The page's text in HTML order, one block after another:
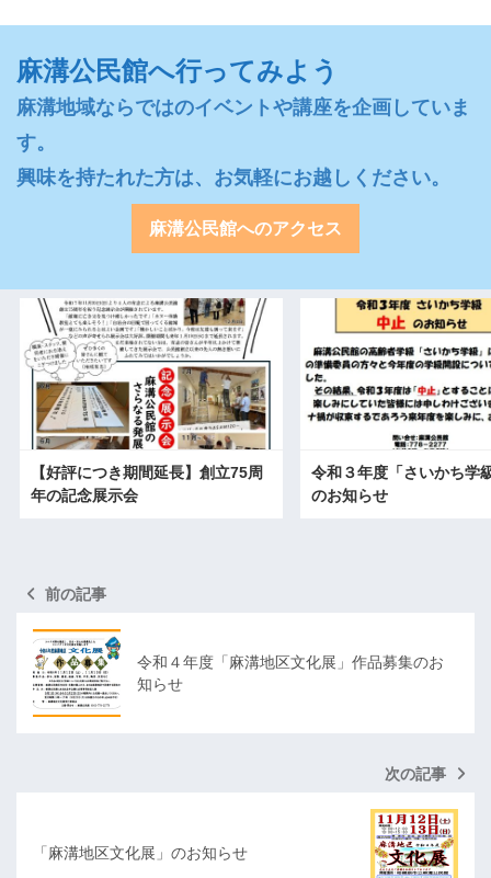
麻溝公民館へ行ってみよう
麻溝地域ならではのイベントや講座を企画していま
す。
興味を持たれた方は、お気軽にお越しください。
麻溝公民館へのアクセス
【好評につき期間延長】創立75周
年の記念展示会
令和３年度「さいかち学
のお知らせ
前の記事
令和４年度「麻溝地区文化展」作品募集のお
知らせ
次の記事
「麻溝地区文化展」のお知らせ